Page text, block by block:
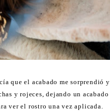
que el acabado me sorprendió y
y rojeces, dejando un acabado
ver el rostro una vez aplicada.